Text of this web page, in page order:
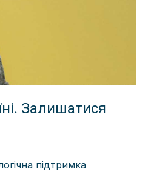
Залишатися
підтримка